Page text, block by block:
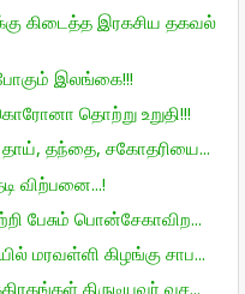
கிடைத்த இரகசிய தகவல்
இலங்கை!!!
தொற்று உறுதி!!!
தாய், தந்தை, சகோதரியை...
விற்பனை...!
பேசும் பொன்சேகாவிற...
மரவள்ளி கிழங்கு சாப...
திருடியவர் வச...